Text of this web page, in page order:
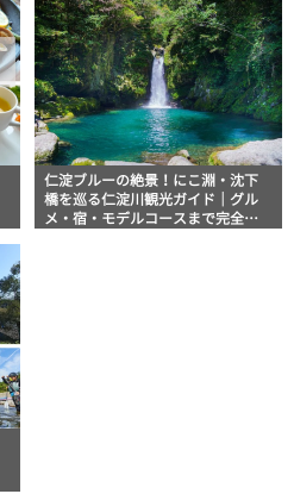
仁淀ブルーの絶景！にこ淵・沈下
橋を巡る仁淀川観光ガイド｜グル
メ・宿・モデルコースまで完全網